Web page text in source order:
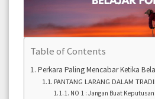
Table of Contents
Perkara Paling Mencabar Ketika
PANTANG LARANG DALAM
NO 1 : Jangan Buat